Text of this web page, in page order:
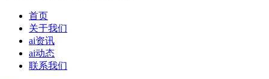
首页
关于我们
ai资讯
ai动态
联系我们